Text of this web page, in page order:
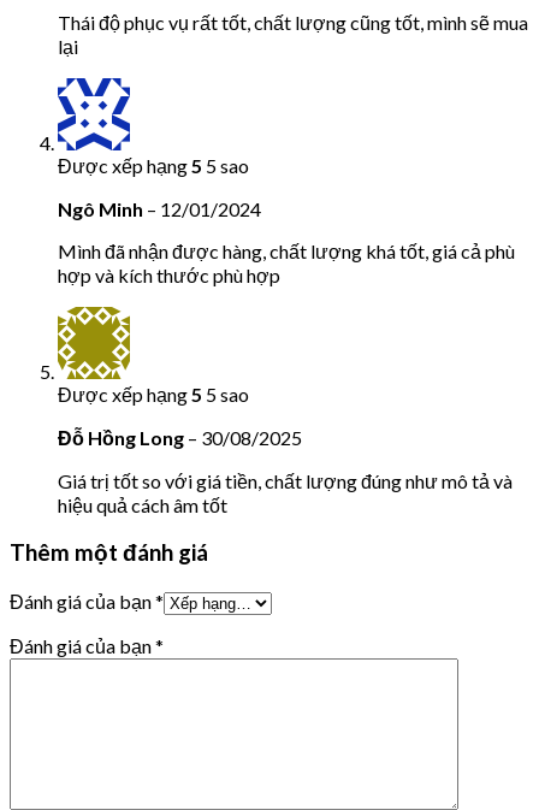
Thái độ phục vụ rất tốt, chất lượng cũng tốt, mình sẽ mua
lại
Được xếp hạng 5 5 sao
Ngô Minh – 12/01/2024
Mình đã nhận được hàng, chất lượng khá tốt, giá cả phù
hợp và kích thước phù hợp
Được xếp hạng 5 5 sao
Đỗ Hồng Long – 30/08/2025
Giá trị tốt so với giá tiền, chất lượng đúng như mô tả và
hiệu quả cách âm tốt
Thêm một đánh giá
Đánh giá của bạn*
Đánh giá của bạn*